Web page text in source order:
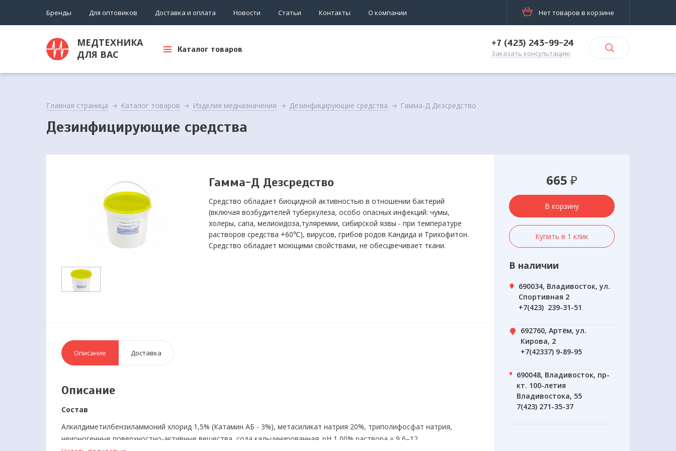
Бренды Для оптовиков Доставка и оплата Новости Статьи Контакты О компании Нет товаров в корзине
МЕДТЕХНИКА
ДЛЯ ВАС
Каталог товаров
+7 (423) 243-99-24
Заказать консультацию
Главная страница Каталог товаров Изделия медназначения Дезинфицирующие средства Гамма-Д Дезсредство
Дезинфицирующие средства
Гамма-Д Дезсредство
Средство обладает биоцидной активностью в отношении бактерий
(включая возбудителей туберкулеза, особо опасных инфекций: чумы,
холеры, сапа, мелиоидоза,туляремии, сибирской язвы - при температуре
растворов средства +60℃), вирусов, грибов родов Кандида и Трихофитон.
Средство обладает моющими свойствами, не обесцвечивает ткани.
Описание Доставка
Описание
Состав
Алкилдиметилбензиламмоний хлорид 1,5% (Катамин АБ - 3%), метасиликат натрия 20%, триполифосфат натрия,
неионогенные поверхностно-активные вещества, сода кальцинированная. pH 1,00% раствора = 9,6–12.
665 ₽
В корзину
Купить в 1 клик
В наличии
690034, Владивосток, ул.
Спортивная 2
+7(423) 239-31-51
692760, Артём, ул.
Кирова, 2
+7(42337) 9-89-95
690048, Владивосток, пр-
кт. 100-летия
Владивостока, 55
7(423) 271-35-37